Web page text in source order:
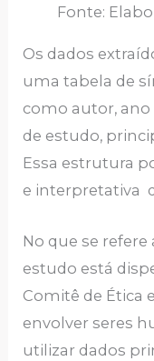
Fonte:
Os dados
uma tabela de
como autor,
de estudo,
Essa estrutura
e interpretativa
No que se refere
estudo está
Comitê de Ética
envolver seres
utilizar dados